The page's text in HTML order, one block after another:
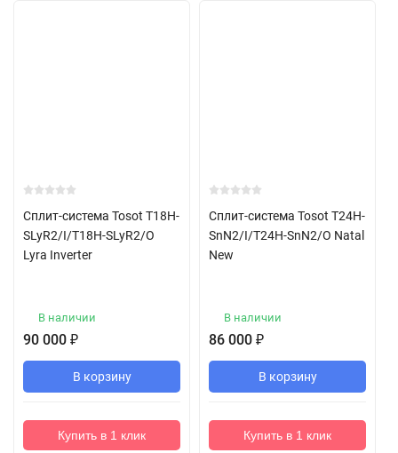
Сплит-система Tosot T18H-
SLyR2/I/T18H-SLyR2/O
Lyra Inverter
В наличии
90 000 ₽
В корзину
Купить в 1 клик
Сплит-система Tosot T24H-
SnN2/I/T24H-SnN2/O Natal
New
В наличии
86 000 ₽
В корзину
Купить в 1 клик